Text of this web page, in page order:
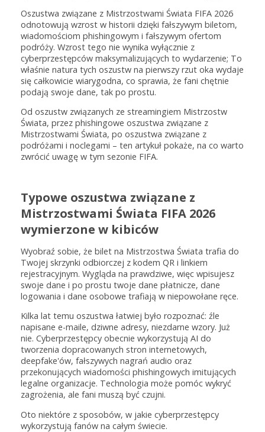
Oszustwa związane z Mistrzostwami Świata FIFA 2026
odnotowują wzrost w historii dzięki fałszywym biletom,
wiadomościom phishingowym i fałszywym ofertom
podróży. Wzrost tego nie wynika wyłącznie z
cyberprzestępców maksymalizujących to wydarzenie; To
właśnie natura tych oszustw na pierwszy rzut oka wydaje
się całkowicie wiarygodna, co sprawia, że fani chętnie
podają swoje dane, tak po prostu.
Od oszustw związanych ze streamingiem Mistrzostw
Świata, przez phishingowe oszustwa związane z
Mistrzostwami Świata, po oszustwa związane z
podróżami i noclegami – ten artykuł pokaże, na co warto
zwrócić uwagę w tym sezonie FIFA.
Typowe oszustwa związane z
Mistrzostwami Świata FIFA 2026
wymierzone w kibiców
Wyobraź sobie, że bilet na Mistrzostwa Świata trafia do
Twojej skrzynki odbiorczej z kodem QR i linkiem
rejestracyjnym. Wygląda na prawdziwe, więc wpisujesz
swoje dane i po prostu twoje dane płatnicze, dane
logowania i dane osobowe trafiają w niepowołane ręce.
Kilka lat temu oszustwa łatwiej było rozpoznać: źle
napisane e-maile, dziwne adresy, niezdarne wzory. Już
nie. Cyberprzestępcy obecnie wykorzystują AI do
tworzenia dopracowanych stron internetowych,
deepfake'ów, fałszywych nagrań audio oraz
przekonujących wiadomości phishingowych imitujących
legalne organizacje. Technologia może pomóc wykryć
zagrożenia, ale fani muszą być czujni.
Oto niektóre z sposobów, w jakie cyberprzestępcy
wykorzystują fanów na całym świecie.